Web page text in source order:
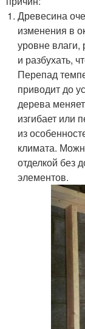
Древесина
изменения в
уровне влаги,
и разбухать,
Перепад
приводит до
дерева
изгибает или
из
климата.
отделкой без
элементов.